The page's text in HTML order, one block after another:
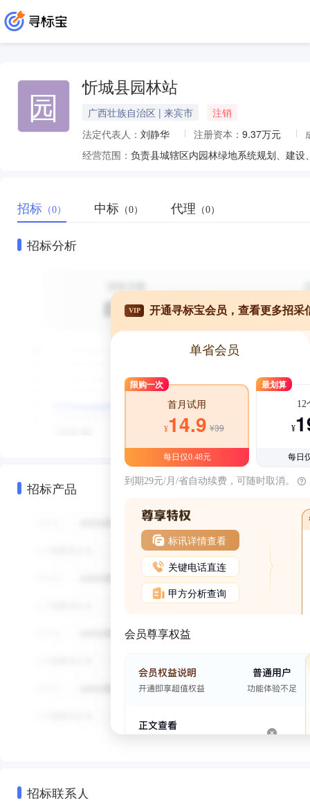
园 忻城县园林站
广西壮族自治区 | 来宾市
注销
法定代表人： 刘静华 注册资本： 9.37万元
经营范围： 负责县城辖区内园林绿地系统规划、建
招标 （0） 中标 （0） 代理 （0）
招标分析
招标产品
VIP 开通寻标宝会员，查看更多招采
单省会员
限购一次
首月试用
¥14.9 ¥39
每日仅0.48元
最划算
12
¥
每日
到期29元/月/省自动续费，可随时取消。
标讯详情查看
关键电话直连
甲方分析查询
会员尊享权益
招标联系人